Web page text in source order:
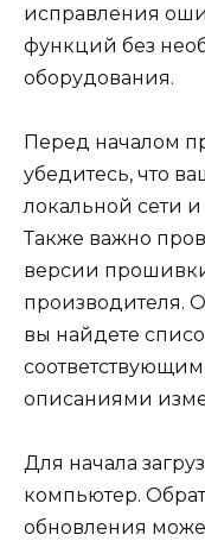
исправления
функций без
оборудования.
Перед началом
убедитесь, что
локальной сети
Также важно
версии
производителя.
вы найдете
описаниями
Для начала
компьютер.
обновления